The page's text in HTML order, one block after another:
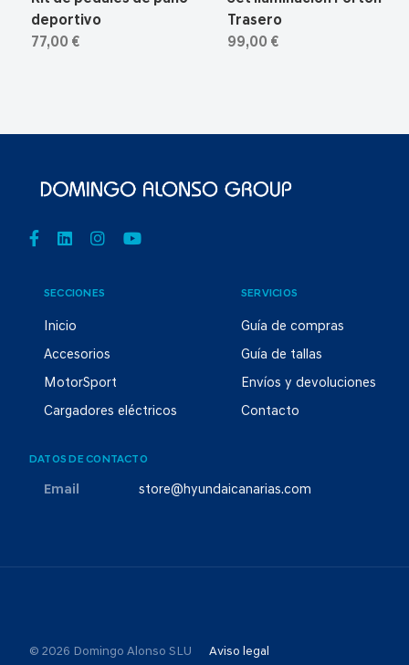
deportivo
77,00 €
Trasero
99,00 €
SECCIONES
Inicio
Accesorios
MotorSport
Cargadores eléctricos
SERVICIOS
Guía de compras
Guía de tallas
Envíos y devoluciones
Contacto
DATOS DE CONTACTO
Email store@hyundaicanarias.com
© 2026 Domingo Alonso SLU Aviso legal